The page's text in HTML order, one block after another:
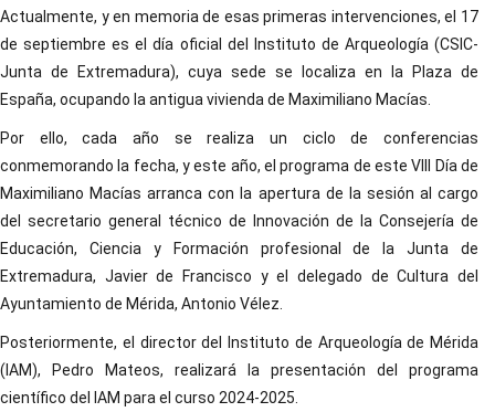
Actualmente, y en memoria de esas primeras intervenciones, el 17
de septiembre es el día oficial del Instituto de Arqueología (CSIC-
Junta de Extremadura), cuya sede se localiza en la Plaza de
España, ocupando la antigua vivienda de Maximiliano Macías.
Por ello, cada año se realiza un ciclo de conferencias
conmemorando la fecha, y este año, el programa de este VIII Día de
Maximiliano Macías arranca con la apertura de la sesión al cargo
del secretario general técnico de Innovación de la Consejería de
Educación, Ciencia y Formación profesional de la Junta de
Extremadura, Javier de Francisco y el delegado de Cultura del
Ayuntamiento de Mérida, Antonio Vélez.
Posteriormente, el director del Instituto de Arqueología de Mérida
(IAM), Pedro Mateos, realizará la presentación del programa
científico del IAM para el curso 2024-2025.